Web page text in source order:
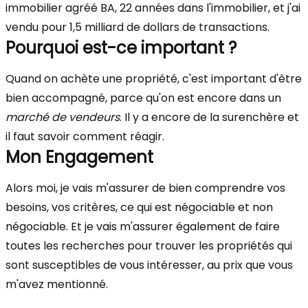
immobilier agréé BA, 22 années dans l'immobilier, et j'ai
vendu pour 1,5 milliard de dollars de transactions.
Pourquoi est-ce important ?
Quand on achète une propriété, c'est important d'être
bien accompagné, parce qu'on est encore dans un
marché de vendeurs. Il y a encore de la surenchère et
il faut savoir comment réagir.
Mon Engagement
Alors moi, je vais m'assurer de bien comprendre vos
besoins, vos critères, ce qui est négociable et non
négociable. Et je vais m'assurer également de faire
toutes les recherches pour trouver les propriétés qui
sont susceptibles de vous intéresser, au prix que vous
m'avez mentionné.